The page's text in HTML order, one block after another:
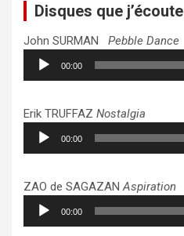
Disques que j’écoute
John SURMAN Pebble Dance
Lecteur
audio
00:00
Erik TRUFFAZ Nostalgia
Lecteur
audio
00:00
ZAO de SAGAZANAspiration
Lecteur
audio
00:00